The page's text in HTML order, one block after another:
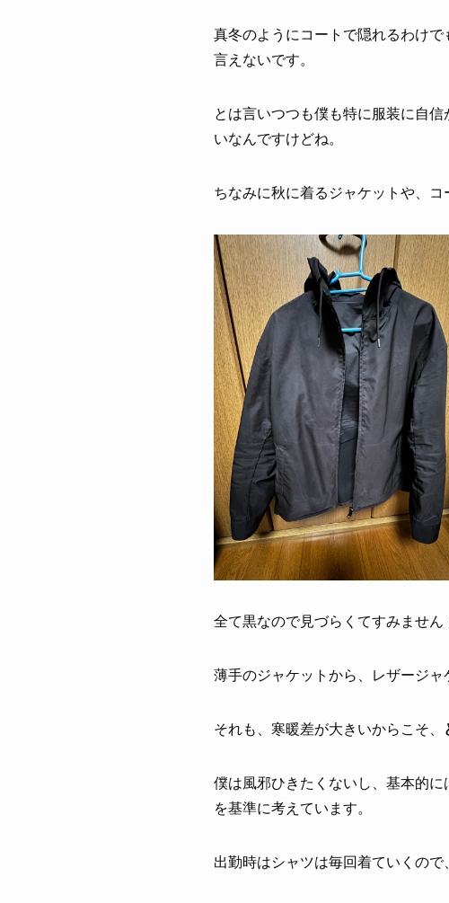
真冬のようにコートで隠れるわけ
言えないです。
とは言いつつも僕も特に服装に自
いなんですけどね。
ちなみに秋に着るジャケットや、コ
全て黒なので見づらくてすみません
薄手のジャケットから、レザージャ
それも、寒暖差が大きいからこそ、
僕は風邪ひきたくないし、基本的
を基準に考えています。
出勤時はシャツは毎回着ていくの